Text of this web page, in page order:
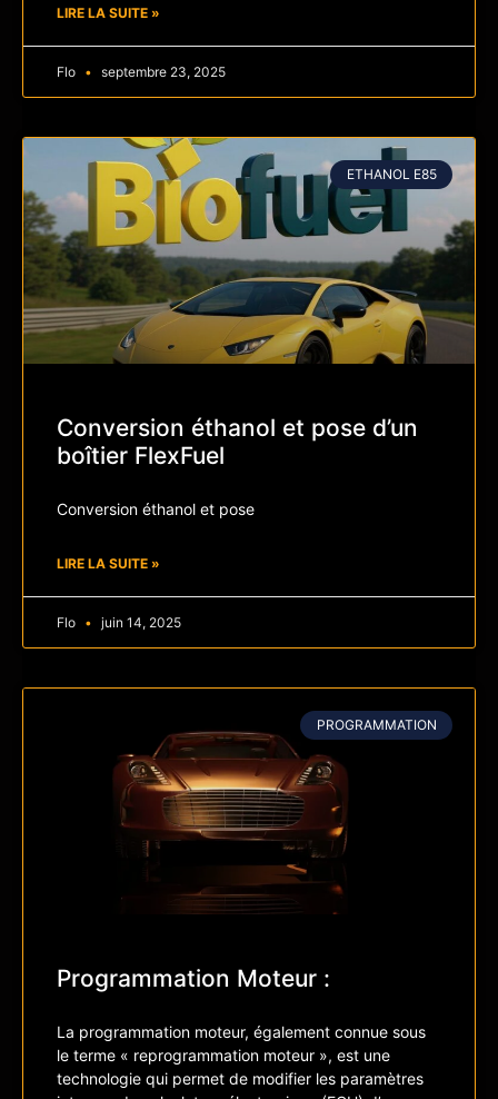
LIRE LA SUITE »
Flo septembre 23, 2025
ETHANOL E85
Conversion éthanol et pose d’un
boîtier FlexFuel
Conversion éthanol et pose
LIRE LA SUITE »
Flo juin 14, 2025
PROGRAMMATION
Programmation Moteur :
La programmation moteur, également connue sous
le terme « reprogrammation moteur », est une
technologie qui permet de modifier les paramètres